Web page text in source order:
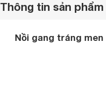
Thông tin sản phẩm
Nồi gang tráng